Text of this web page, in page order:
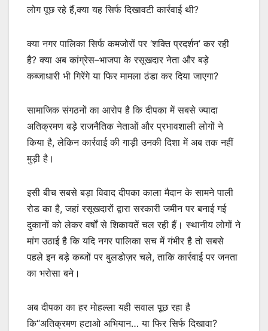
लोग पूछ रहे हैं,क्या यह सिर्फ दिखावटी कार्रवाई थी?
क्या नगर पालिका सिर्फ कमजोरों पर ‘शक्ति प्रदर्शन’ कर रही
है? क्या अब कांग्रेस–भाजपा के रसूखदार नेता और बड़े
कब्जाधारी भी गिरेंगे या फिर मामला ठंडा कर दिया जाएगा?
सामाजिक संगठनों का आरोप है कि दीपका में सबसे ज्यादा
अतिक्रमण बड़े राजनैतिक नेताओं और प्रभावशाली लोगों ने
किया है, लेकिन कार्रवाई की गाड़ी उनकी दिशा में अब तक नहीं
मुड़ी है।
इसी बीच सबसे बड़ा विवाद दीपका काला मैदान के सामने पाली
रोड का है, जहां रसूखदारों द्वारा सरकारी जमीन पर बनाई गई
दुकानों को लेकर वर्षों से शिकायतें चल रही हैं। स्थानीय लोगों ने
मांग उठाई है कि यदि नगर पालिका सच में गंभीर है तो सबसे
पहले इन बड़े कब्जों पर बुलडोज़र चले, ताकि कार्रवाई पर जनता
का भरोसा बने।
अब दीपका का हर मोहल्ला यही सवाल पूछ रहा है
कि“अतिक्रमण हटाओ अभियान… या फिर सिर्फ दिखावा?